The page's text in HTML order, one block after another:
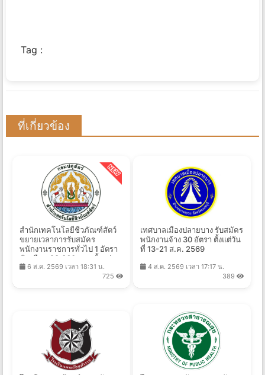
Tag :
ที่เกี่ยวข้อง
สำนักเทคโนโลยีชีวภัณฑ์สัตว์
ขยายเวลาการรับสมัคร
พนักงานราชการทั่วไป 1 อัตรา
เงินเดือน 28,360 บาท ตั้งแต่
บัดนี้ - 14 ส.ค. 2569
6 ส.ค. 2569 เวลา 18:31 น.
725
เทศบาลเมืองปลายบาง รับสมัคร
พนักงานจ้าง 30 อัตรา ตั้งแต่วัน
ที่ 13-21 ส.ค. 2569
4 ส.ค. 2569 เวลา 17:17 น.
389